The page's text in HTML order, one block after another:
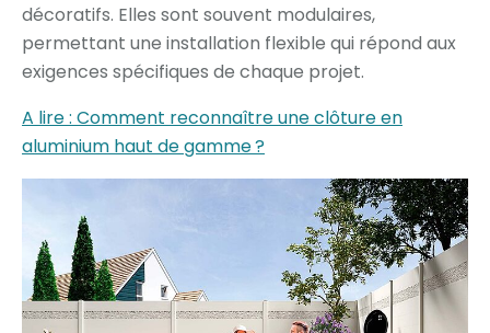
décoratifs. Elles sont souvent modulaires,
permettant une installation flexible qui répond aux
exigences spécifiques de chaque projet.
A lire : Comment reconnaître une clôture en
aluminium haut de gamme ?